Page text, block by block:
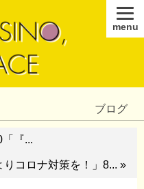
ブログ
『...
りコロナ対策を！」8... »
menu